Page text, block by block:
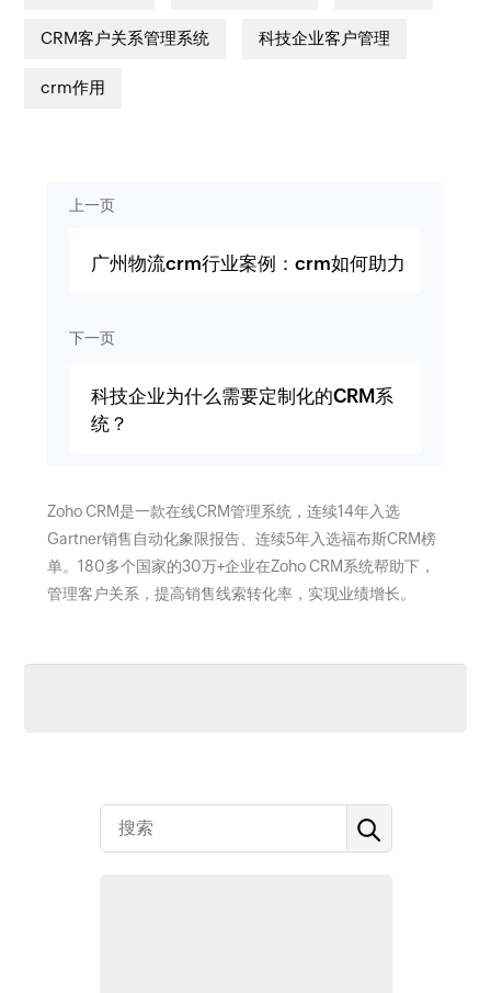
CRM客户关系管理系统 科技企业客户管理
crm作用
上一页
广州物流crm行业案例：crm如何助力
下一页
科技企业为什么需要定制化的CRM系
统？
Zoho CRM是一款在线CRM管理系统，连续14年入选
Gartner销售自动化象限报告、连续5年入选福布斯CRM榜
单。180多个国家的30万+企业在Zoho CRM系统帮助下，
管理客户关系，提高销售线索转化率，实现业绩增长。